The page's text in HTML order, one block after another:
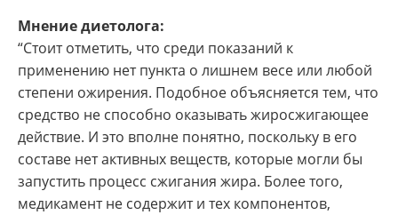
Мнение диетолога:
“Стоит отметить, что среди показаний к
применению нет пункта о лишнем весе или любой
степени ожирения. Подобное объясняется тем, что
средство не способно оказывать жиросжигающее
действие. И это вполне понятно, поскольку в его
составе нет активных веществ, которые могли бы
запустить процесс сжигания жира. Более того,
медикамент не содержит и тех компонентов,